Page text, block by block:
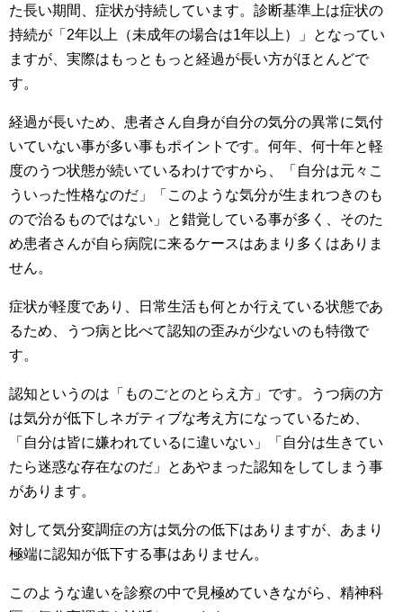
た長い期間、症状が持続しています。診断基準上は症状の
持続が「2年以上（未成年の場合は1年以上）」となってい
ますが、実際はもっともっと経過が長い方がほとんどで
す。
経過が長いため、患者さん自身が自分の気分の異常に気付
いていない事が多い事もポイントです。何年、何十年と軽
度のうつ状態が続いているわけですから、「自分は元々こ
ういった性格なのだ」「このような気分が生まれつきのも
ので治るものではない」と錯覚している事が多く、そのた
め患者さんが自ら病院に来るケースはあまり多くはありま
せん。
症状が軽度であり、日常生活も何とか行えている状態であ
るため、うつ病と比べて認知の歪みが少ないのも特徴で
す。
認知というのは「ものごとのとらえ方」です。うつ病の方
は気分が低下しネガティブな考え方になっているため、
「自分は皆に嫌われているに違いない」「自分は生きてい
たら迷惑な存在なのだ」とあやまった認知をしてしまう事
があります。
対して気分変調症の方は気分の低下はありますが、あまり
極端に認知が低下する事はありません。
このような違いを診察の中で見極めていきながら、精神科